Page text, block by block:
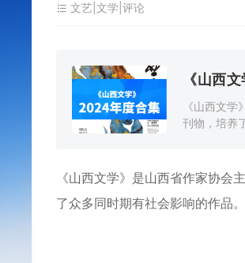
文艺|文学|评论
《山西
《山西文
刊物，培养
《山西文学》是山西省作家协会
了众多同时期有社会影响的作品。